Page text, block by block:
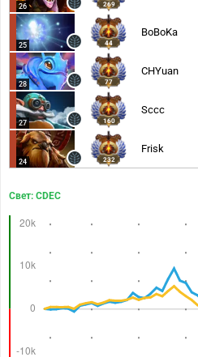
26 269
25 44
BoBoKa
28 77
CHYuan
27 160
Sccc
24 232
Frisk
Свет: CDEC